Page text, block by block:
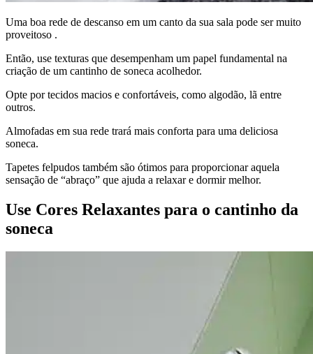
Uma boa rede de descanso em um canto da sua sala pode ser muito
proveitoso .
Então, use texturas que desempenham um papel fundamental na
criação de um cantinho de soneca acolhedor.
Opte por tecidos macios e confortáveis, como algodão, lã entre
outros.
Almofadas em sua rede trará mais conforta para uma deliciosa
soneca.
Tapetes felpudos também são ótimos para proporcionar aquela
sensação de “abraço” que ajuda a relaxar e dormir melhor.
Use Cores Relaxantes para o cantinho da
soneca